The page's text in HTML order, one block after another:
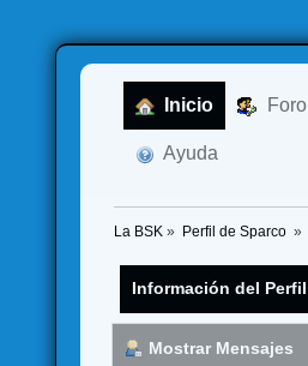
Inicio Foro
Ayuda
La BSK » Perfil de Sparco »
Información del Perfil
Mostrar Mensajes